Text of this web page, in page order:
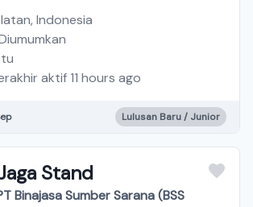
Indonesia
aktif 11 hours ago
Lulusan Baru / Junior
Stand
Binajasa Sumber Sarana (BSS